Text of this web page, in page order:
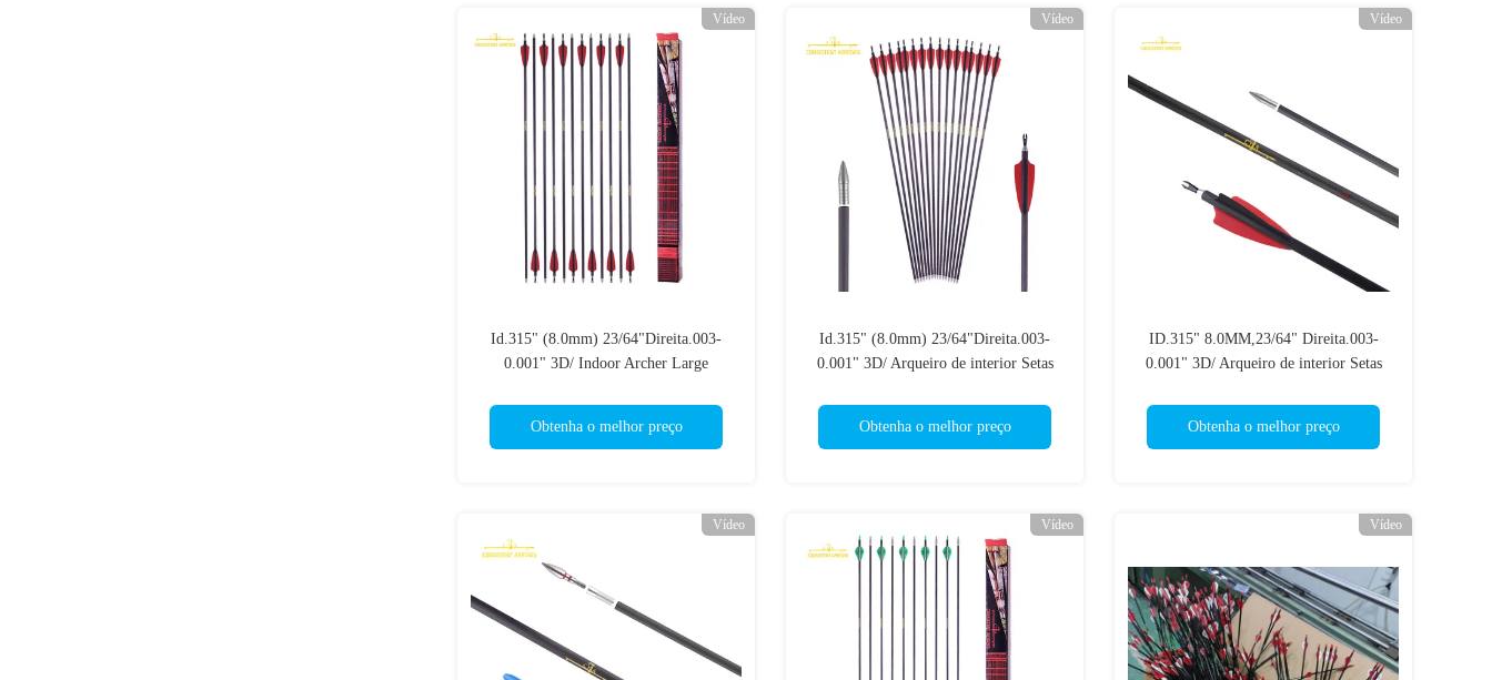
Vídeo
Id.315" (8.0mm) 23/64"Direita.003-
0.001" 3D/ Indoor Archer Large
Obtenha o melhor preço
Vídeo
Id.315" (8.0mm) 23/64"Direita.003-
0.001" 3D/ Arqueiro de interior Setas
Obtenha o melhor preço
Vídeo
ID.315" 8.0MM,23/64" Direita.003-
0.001" 3D/ Arqueiro de interior Setas
Obtenha o melhor preço
Vídeo Vídeo Vídeo